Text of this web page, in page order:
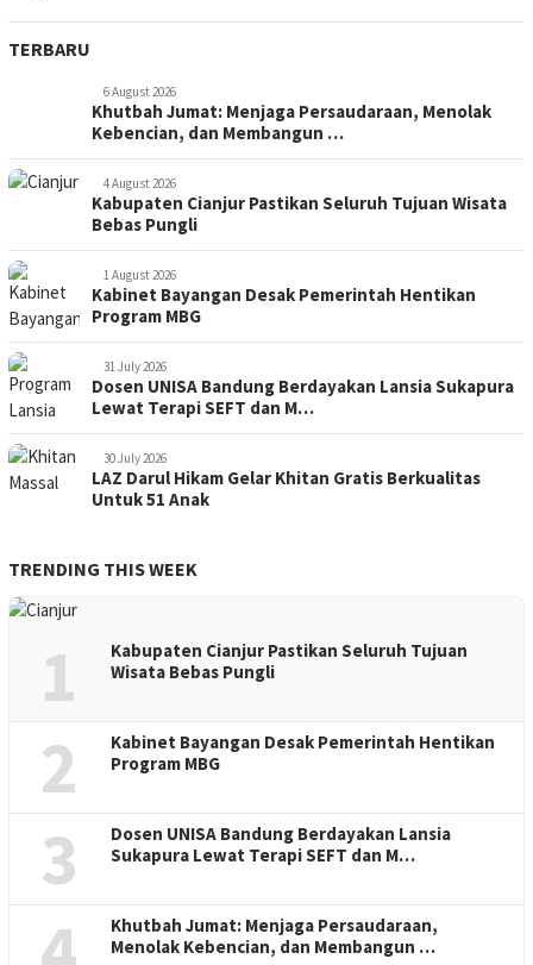
TERBARU
6 August 2026
Khutbah Jumat: Menjaga Persaudaraan, Menolak
Kebencian, dan Membangun …
4 August 2026
Kabupaten Cianjur Pastikan Seluruh Tujuan Wisata
Bebas Pungli
1 August 2026
Kabinet Bayangan Desak Pemerintah Hentikan
Program MBG
31 July 2026
Dosen UNISA Bandung Berdayakan Lansia Sukapura
Lewat Terapi SEFT dan M…
30 July 2026
LAZ Darul Hikam Gelar Khitan Gratis Berkualitas
Untuk 51 Anak
TRENDING THIS WEEK
1
Kabupaten Cianjur Pastikan Seluruh Tujuan
Wisata Bebas Pungli
2
Kabinet Bayangan Desak Pemerintah Hentikan
Program MBG
3
Dosen UNISA Bandung Berdayakan Lansia
Sukapura Lewat Terapi SEFT dan M…
Khutbah Jumat: Menjaga Persaudaraan,
Menolak Kebencian, dan Membangun …